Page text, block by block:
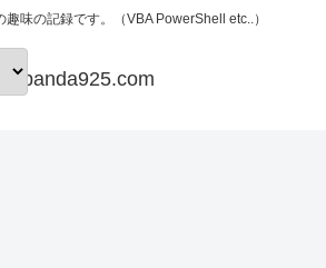
味の記録です。（VBA PowerShell etc..）
papanda925.com